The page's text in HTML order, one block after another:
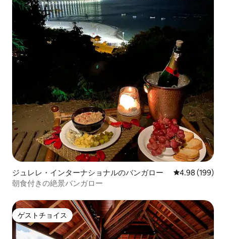
ジュレレ・インターナショナルのバンガロー レビュー199
4.98 (199)
朝食付きの絶景バンガロー
ゲストチョイス
ゲストチョイス